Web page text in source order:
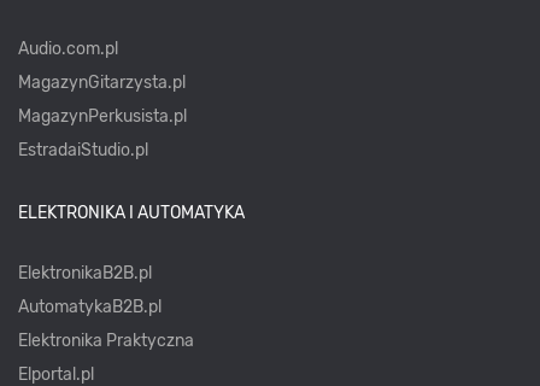
Audio.com.pl
MagazynGitarzysta.pl
MagazynPerkusista.pl
EstradaiStudio.pl
ELEKTRONIKA I AUTOMATYKA
ElektronikaB2B.pl
AutomatykaB2B.pl
Elektronika Praktyczna
Elportal.pl